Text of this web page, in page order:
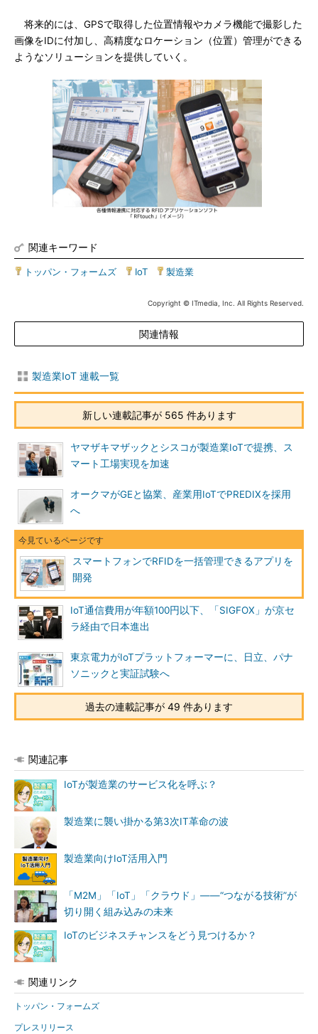
将来的には、GPSで取得した位置情報やカメラ機能で撮影した
画像をIDに付加し、高精度なロケーション（位置）管理ができる
ようなソリューションを提供していく。
関連キーワード
トッパン・フォームズ IoT 製造業
Copyright © ITmedia, Inc. All Rights Reserved.
関連情報
製造業IoT 連載一覧
新しい連載記事が 565 件あります
ヤマザキマザックとシスコが製造業IoTで提携、ス
マート工場実現を加速
オークマがGEと協業、産業用IoTでPREDIXを採用
へ
スマートフォンでRFIDを一括管理できるアプリを
開発
IoT通信費用が年額100円以下、「SIGFOX」が京セ
ラ経由で日本進出
東京電力がIoTプラットフォーマーに、日立、パナ
ソニックと実証試験へ
過去の連載記事が 49 件あります
関連記事
IoTが製造業のサービス化を呼ぶ？
製造業に襲い掛かる第3次IT革命の波
製造業向けIoT活用入門
「M2M」「IoT」「クラウド」――“つながる技術”が
切り開く組み込みの未来
IoTのビジネスチャンスをどう見つけるか？
関連リンク
トッパン・フォームズ
プレスリリース